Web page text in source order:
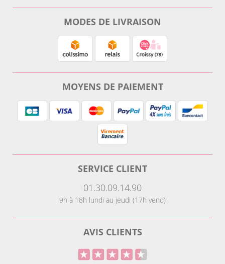
MODES DE LIVRAISON
MOYENS DE PAIEMENT
SERVICE CLIENT
01.30.09.14.90
9h à 18h lundi au jeudi (17h vend)
AVIS CLIENTS